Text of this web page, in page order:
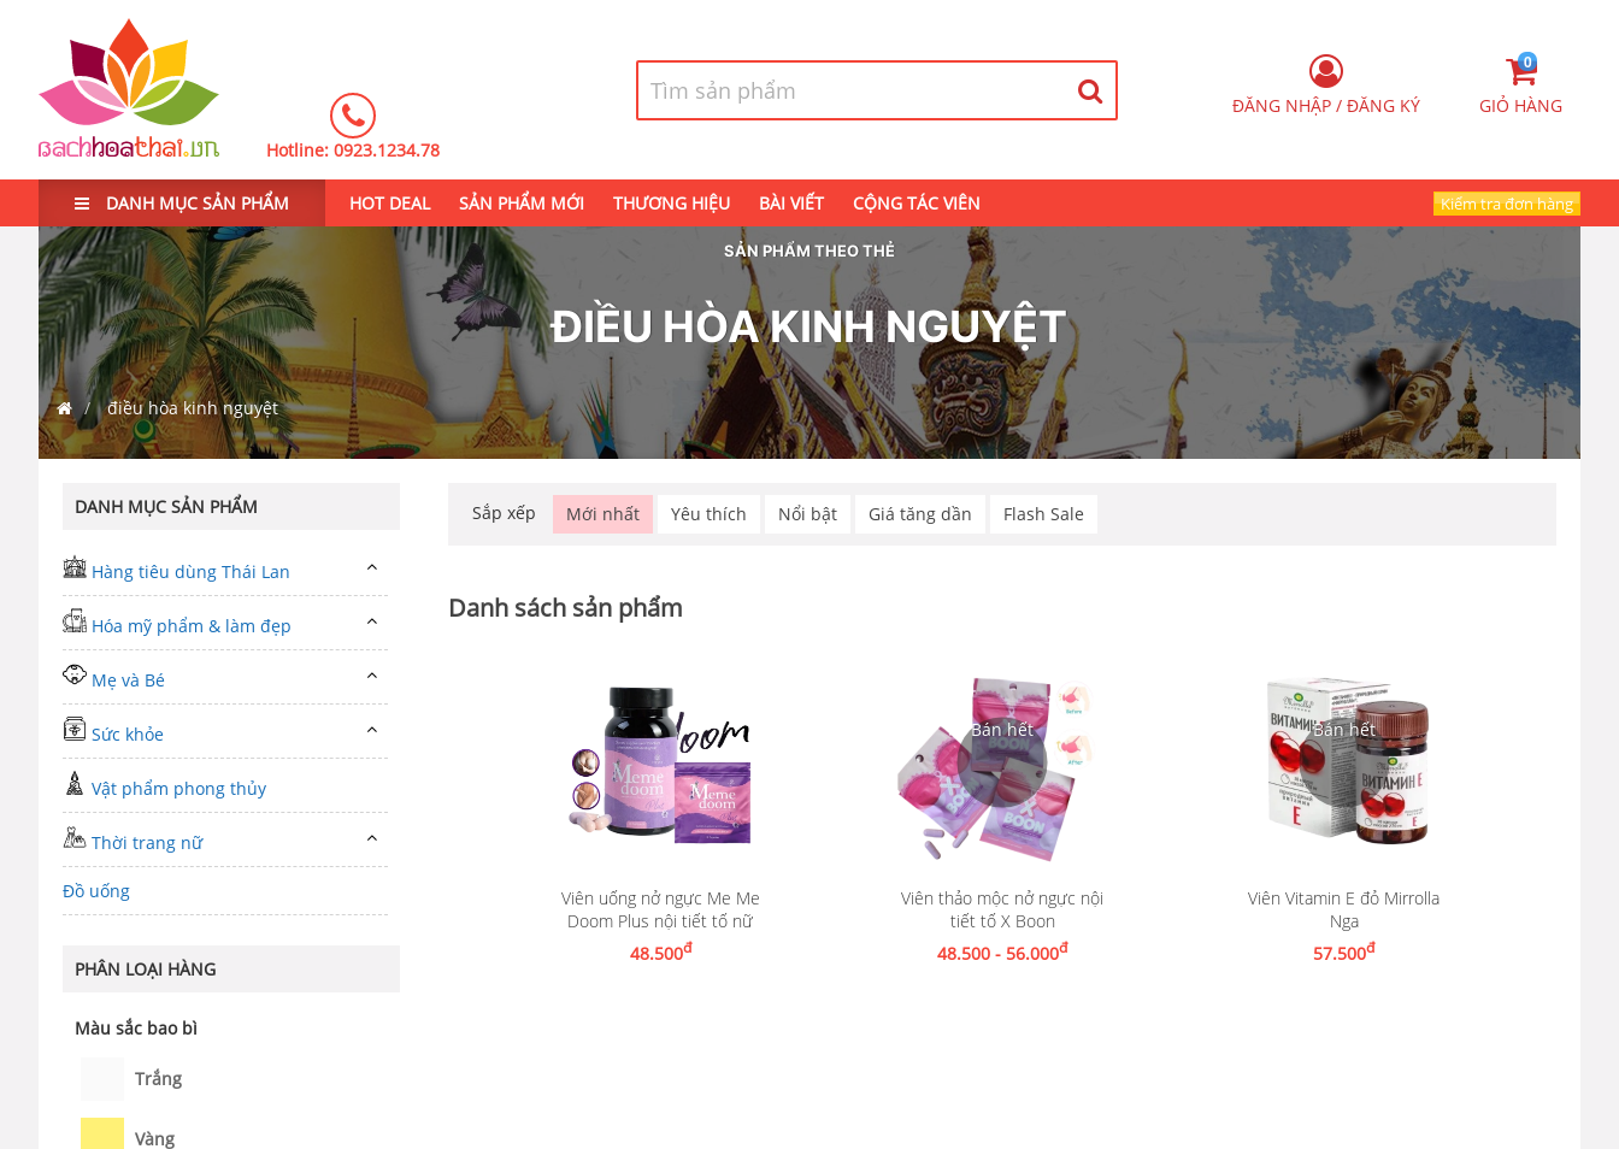
Hotline: 0923.1234.78
ĐĂNG NHẬP / ĐĂNG KÝ
0
GIỎ HÀNG
DANH MỤC SẢN PHẨM HOT DEAL SẢN PHẨM MỚI THƯƠNG HIỆU BÀI VIẾT CỘNG TÁC VIÊN Kiểm tra đơn hàng
SẢN PHẨM THEO THẺ
ĐIỀU HÒA KINH NGUYỆT
điều hòa kinh nguyệt
DANH MỤC SẢN PHẨM
Hàng tiêu dùng Thái Lan
Hóa mỹ phẩm & làm đẹp
Mẹ và Bé
Sức khỏe
Vật phẩm phong thủy
Thời trang nữ
Đồ uống
PHÂN LOẠI HÀNG
Màu sắc bao bì
Trắng
Vàng
Sắp xếp Mới nhất Yêu thích Nổi bật Giá tăng dần Flash Sale
Danh sách sản phẩm
Viên uống nở ngực Me Me
Doom Plus nội tiết tố nữ
48.500đ
Thêm vào giỏ hàng
Viên thảo mộc nở ngực nội
tiết tố X Boon
48.500 - 56.000đ
Nhận thông báo khi có hàng
Viên Vitamin E đỏ Mirrolla
Nga
57.500đ
Nhận thông báo khi có hàng